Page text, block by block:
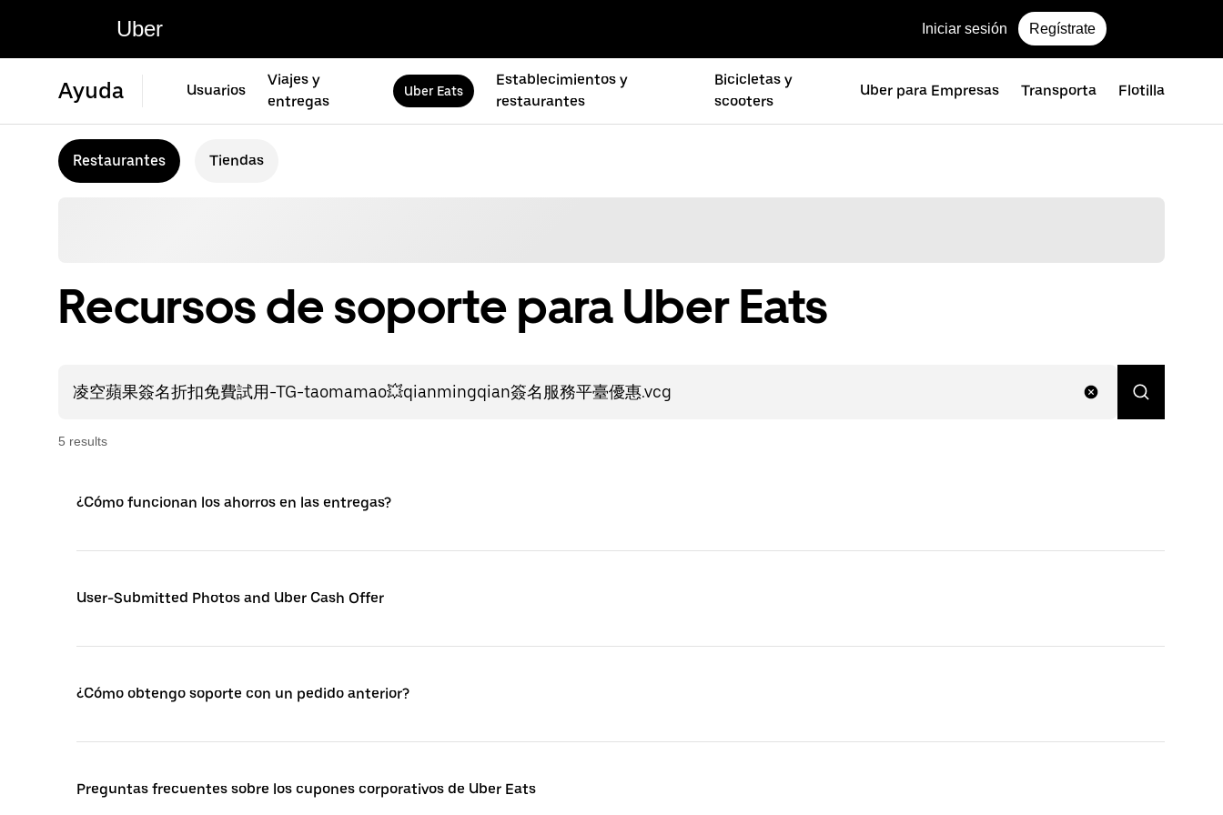
Uber Iniciar sesión Regístrate
Ayuda Usuarios
Viajes y
entregas
Uber Eats
Establecimientos y
restaurantes
Bicicletas y
scooters
Uber para Empresas Transporta Flotilla
Restaurantes Tiendas
Recursos de soporte para Uber Eats
5 results
¿Cómo funcionan los ahorros en las entregas?
User-Submitted Photos and Uber Cash Offer
¿Cómo obtengo soporte con un pedido anterior?
Preguntas frecuentes sobre los cupones corporativos de Uber Eats